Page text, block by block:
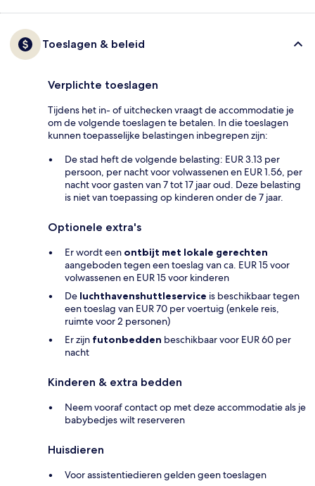
Toeslagen & beleid
Verplichte toeslagen
Tijdens het in- of uitchecken vraagt de accommodatie je
om de volgende toeslagen te betalen. In die toeslagen
kunnen toepasselijke belastingen inbegrepen zijn:
De stad heft de volgende belasting: EUR 3.13 per
persoon, per nacht voor volwassenen en EUR 1.56, per
nacht voor gasten van 7 tot 17 jaar oud. Deze belasting
is niet van toepassing op kinderen onder de 7 jaar.
Optionele extra's
Er wordt een ontbijt met lokale gerechten
aangeboden tegen een toeslag van ca. EUR 15 voor
volwassenen en EUR 15 voor kinderen
De luchthavenshuttleservice is beschikbaar tegen
een toeslag van EUR 70 per voertuig (enkele reis,
ruimte voor 2 personen)
Er zijn futonbedden beschikbaar voor EUR 60 per
nacht
Kinderen & extra bedden
Neem vooraf contact op met deze accommodatie als je
babybedjes wilt reserveren
Huisdieren
Voor assistentiedieren gelden geen toeslagen